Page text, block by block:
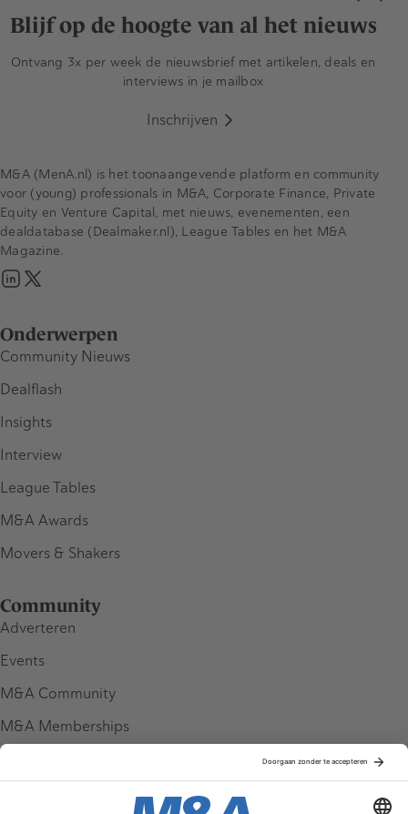
Blijf op de hoogte van al het nieuws
Ontvang 3x per week de nieuwsbrief met artikelen, deals en
interviews in je mailbox
Inschrijven
Onderwerpen
Community Nieuws
Dealflash
Insights
Interview
League Tables
M&A Awards
Movers & Shakers
Community
Adverteren
Events
M&A Community
M&A Memberships
M&A (MenA.nl) is het toonaangevende platform en community
voor (young) professionals in M&A, Corporate Finance, Private
Equity en Venture Capital, met nieuws, evenementen, een
dealdatabase (Dealmaker.nl), League Tables en het M&A
Magazine.